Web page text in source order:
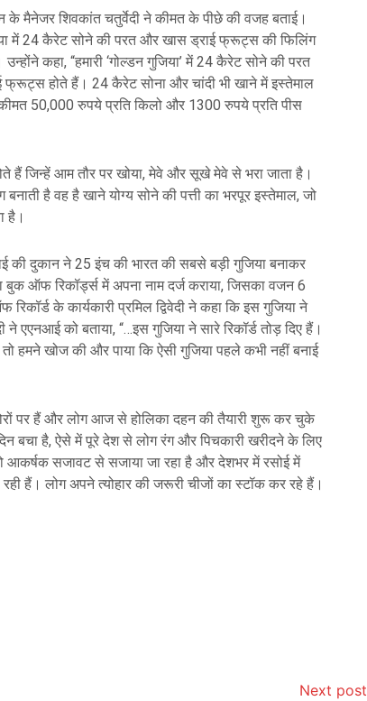
मैनेजर शिवकांत चतुर्वेदी ने कीमत के पीछे की वजह बताई।
में 24 कैरेट सोने की परत और खास ड्राई फ्रूट्स की फिलिंग
कहा, “हमारी ‘गोल्डन गुजिया’ में 24 कैरेट सोने की परत
फ्रूट्स होते हैं। 24 कैरेट सोना और चांदी भी खाने में इस्तेमाल
कीमत 50,000 रुपये प्रति किलो और 1300 रुपये प्रति पीस
हैं जिन्हें आम तौर पर खोया, मेवे और सूखे मेवे से भरा जाता है।
है वह है खाने योग्य सोने की पत्ती का भरपूर इस्तेमाल, जो
है।
की दुकान ने 25 इंच की भारत की सबसे बड़ी गुजिया बनाकर
बुक ऑफ रिकॉर्ड्स में अपना नाम दर्ज कराया, जिसका वजन 6
के कार्यकारी प्रमिल द्विवेदी ने कहा कि इस गुजिया ने
ने एएनआई को बताया, “…इस गुजिया ने सारे रिकॉर्ड तोड़ दिए हैं।
हमने खोज की और पाया कि ऐसी गुजिया पहले कभी नहीं बनाई
पर हैं और लोग आज से होलिका दहन की तैयारी शुरू कर चुके
बचा है, ऐसे में पूरे देश से लोग रंग और पिचकारी खरीदने के लिए
आकर्षक सजावट से सजाया जा रहा है और देशभर में रसोई में
रही हैं। लोग अपने त्योहार की जरूरी चीजों का स्टॉक कर रहे हैं।
Next post